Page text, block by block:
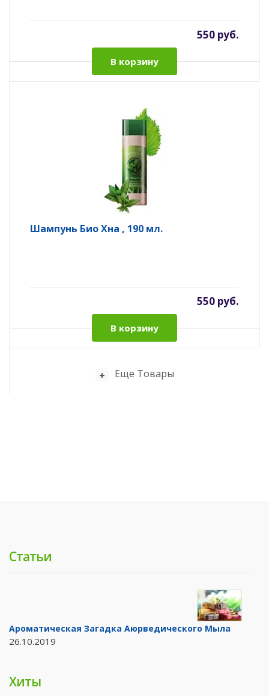
550 руб.
В корзину
Шампунь Био Хна , 190 мл.
550 руб.
В корзину
Еще Товары
Статьи
Ароматическая Загадка Аюрведического Мыла
26.10.2019
Хиты